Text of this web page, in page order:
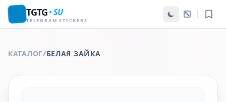
TGTG SU
TELEGRAM STICKERS
КАТАЛОГ/БЕЛАЯ ЗАЙКА